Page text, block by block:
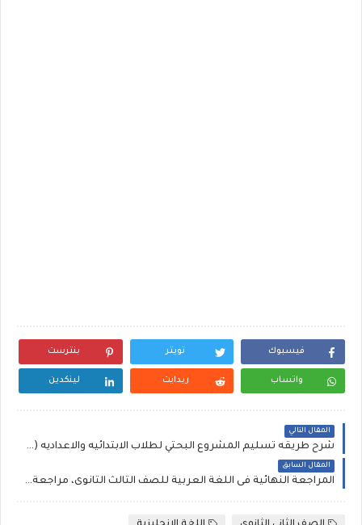
فيسبوك تويتر بنترست
واتساب ريدايت لينكدين
المقال التالي
شرح طريقه تسليم المشروع البحثي لطلاب الابتدائيه والاعداديه (ورقياً او الكترونياً)
المقال السابق
المراجعة النهائية فى اللغة العربية للصف الثالث الثانوى، مراجعة كتاب الراقى لغة عربية ثانوية عامة 2020